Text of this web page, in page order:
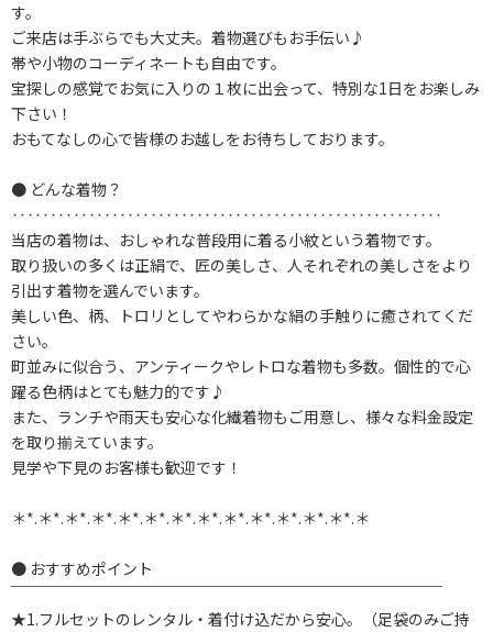
す。
ご来店は手ぶらでも大丈夫。着物選びもお手伝い♪
帯や小物のコーディネートも自由です。
宝探しの感覚でお気に入りの１枚に出会って、特別な1日をお楽しみ
下さい！
おもてなしの心で皆様のお越しをお待ちしております。
● どんな着物？
‥‥‥‥‥‥‥‥‥‥‥‥‥‥‥‥‥‥‥‥‥‥‥‥‥‥‥‥
当店の着物は、おしゃれな普段用に着る小紋という着物です。
取り扱いの多くは正絹で、匠の美しさ、人それぞれの美しさをより
引出す着物を選んでいます。
美しい色、柄、トロリとしてやわらかな絹の手触りに癒されてくだ
さい。
町並みに似合う、アンティークやレトロな着物も多数。個性的で心
躍る色柄はとても魅力的です♪
また、ランチや雨天も安心な化繊着物もご用意し、様々な料金設定
を取り揃えています。
見学や下見のお客様も歓迎です！
＊*.＊*.＊*.＊*.＊*.＊*.＊*.＊*.＊*.＊*.＊*.＊*.＊*.＊
● おすすめポイント
￣￣￣￣￣￣￣￣￣￣￣￣￣￣￣￣￣￣￣￣￣￣￣￣￣￣￣￣
★1.フルセットのレンタル・着付け込だから安心。（足袋のみご持